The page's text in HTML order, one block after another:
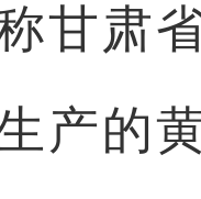
甘肃
产的